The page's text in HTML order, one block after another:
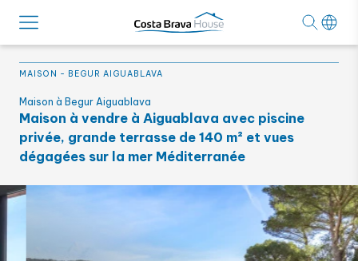
MAISON - BEGUR AIGUABLAVA
Maison à Begur Aiguablava
Maison à vendre à Aiguablava avec piscine
privée, grande terrasse de 140 m² et vues
dégagées sur la mer Méditerranée